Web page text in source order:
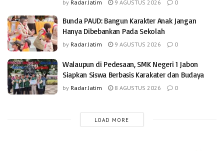
by Radar Jatim 9 AGUSTUS 2026 0
Bunda PAUD: Bangun Karakter Anak Jangan
Hanya Dibebankan Pada Sekolah
by Radar Jatim 9 AGUSTUS 2026 0
Walaupun di Pedesaan, SMK Negeri 1 Jabon
Siapkan Siswa Berbasis Karakater dan Budaya
by Radar Jatim 8 AGUSTUS 2026 0
LOAD MORE